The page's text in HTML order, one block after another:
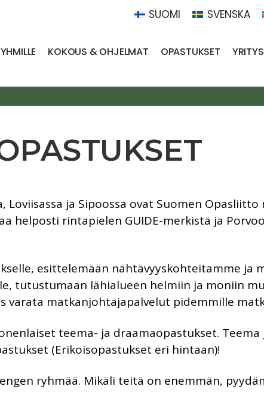
SUOMI SVENSKA
KOKOUS & OHJELMAT OPASTUKSET YRITYS
ja Sipoossa ovat Suomen
helposti rintapielen GUIDE-merkistä ja
esittelemään nähtävyyskohteitamme ja
tutustumaan lähialueen helmiin ja moniin
matkanjohtajapalvelut pidemmille
teema- ja draamaopastukset. Teema
(Erikoisopastukset eri hintaan)!
ryhmää. Mikäli teitä on enemmän,